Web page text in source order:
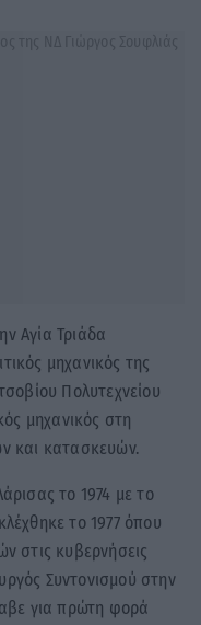
Αγία Τριάδα
μηχανικός της
Πολυτεχνείου
μηχανικός στη
και κατασκευών.
το 1974 με το
το 1977 όπου
στις κυβερνήσεις
Συντονισμού στην
για πρώτη φορά